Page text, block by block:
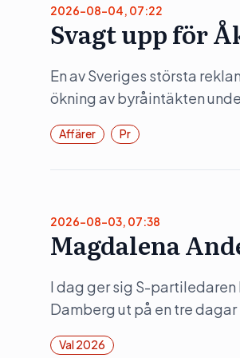
2026-08-04, 07:22
Svagt upp för
En av Sveriges största
ökning av byråintäkten
Affärer Pr
2026-08-03, 07:38
Magdalena
I dag ger sig S-
Damberg ut på en tre
Val 2026